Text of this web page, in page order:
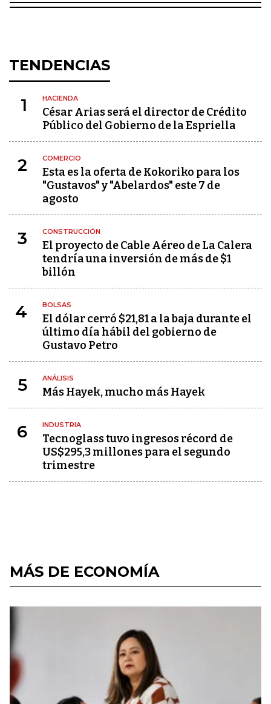
TENDENCIAS
1 HACIENDA
César Arias será el director de Crédito
Público del Gobierno de la Espriella
2 COMERCIO
Esta es la oferta de Kokoriko para los
"Gustavos" y "Abelardos" este 7 de
agosto
3 CONSTRUCCIÓN
El proyecto de Cable Aéreo de La Calera
tendría una inversión de más de $1
billón
4 BOLSAS
El dólar cerró $21,81 a la baja durante el
último día hábil del gobierno de
Gustavo Petro
5 ANÁLISIS
Más Hayek, mucho más Hayek
6 INDUSTRIA
Tecnoglass tuvo ingresos récord de
US$295,3 millones para el segundo
trimestre
MÁS DE ECONOMÍA